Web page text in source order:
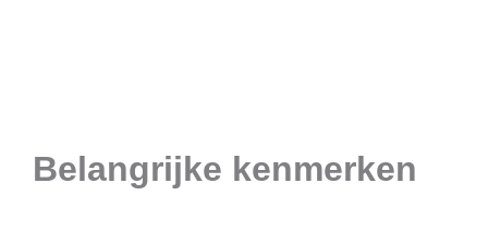
Belangrijke kenmerken